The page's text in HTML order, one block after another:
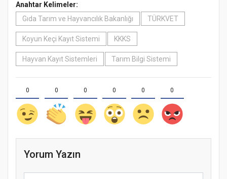
Anahtar Kelimeler:
Gıda Tarım ve Hayvancılık Bakanlığı
TÜRKVET
Koyun Keçi Kayıt Sistemi KKKS
Hayvan Kayıt Sistemleri Tarım Bilgi Sistemi
0 0 0 0 0 0
Yorum Yazın